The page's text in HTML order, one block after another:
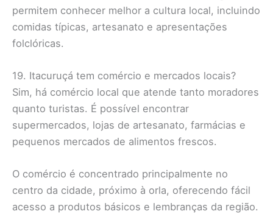
permitem conhecer melhor a cultura local, incluindo
comidas típicas, artesanato e apresentações
folclóricas.
19. Itacuruçá tem comércio e mercados locais?
Sim, há comércio local que atende tanto moradores
quanto turistas. É possível encontrar
supermercados, lojas de artesanato, farmácias e
pequenos mercados de alimentos frescos.
O comércio é concentrado principalmente no
centro da cidade, próximo à orla, oferecendo fácil
acesso a produtos básicos e lembranças da região.